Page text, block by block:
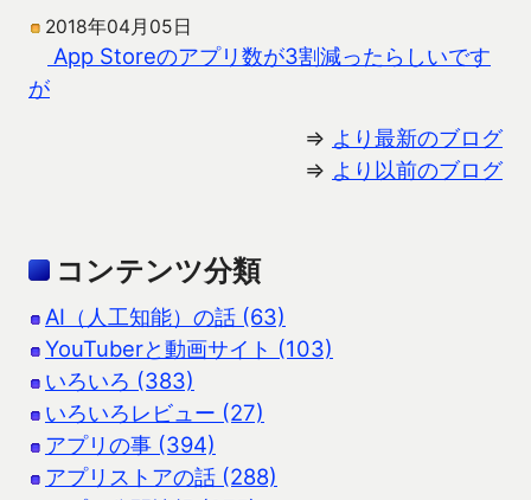
2018年04月05日
App Storeのアプリ数が3割減ったらしいです
が
⇒ より最新のブログ
⇒ より以前のブログ
コンテンツ分類
AI（人工知能）の話 (63)
YouTuberと動画サイト (103)
いろいろ (383)
いろいろレビュー (27)
アプリの事 (394)
アプリストアの話 (288)